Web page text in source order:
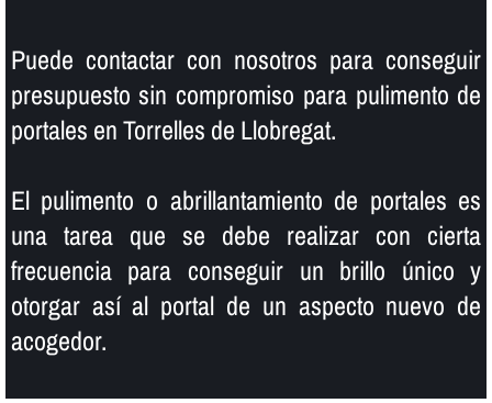
Puede contactar con nosotros para conseguir
presupuesto sin compromiso para pulimento de
portales en Torrelles de Llobregat.
El pulimento o abrillantamiento de portales es
una tarea que se debe realizar con cierta
frecuencia para conseguir un brillo único y
otorgar así­ al portal de un aspecto nuevo de
acogedor.